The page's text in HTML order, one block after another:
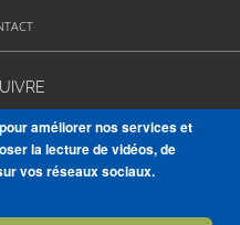
PUBLICATIONS
améliorer nos services et
la lecture de vidéos, de
vos réseaux sociaux.